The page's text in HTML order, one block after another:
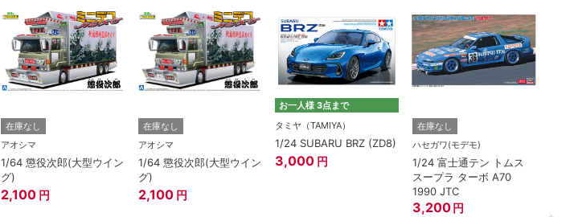
在庫なし
アオシマ
1/64 懲役次郎(大型ウイン
グ)
2,100 円
在庫なし
アオシマ
1/64 懲役次郎(大型ウイン
グ)
2,100 円
お一人様 3点まで
タミヤ（TAMIYA）
1/24 SUBARU BRZ (ZD8)
3,000 円
在庫なし
ハセガワ(モデモ)
1/24 富士通テン トムス
スープラ ターボ A70
1990 JTC
3,200 円